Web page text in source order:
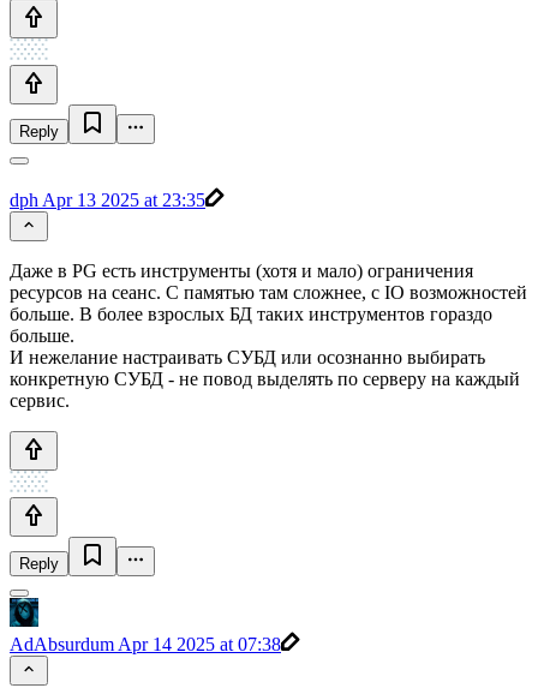
Reply
dph Apr 13 2025 at 23:35
Даже в PG есть инструменты (хотя и мало) ограничения
ресурсов на сеанс. С памятью там сложнее, с IO возможностей
больше. В более взрослых БД таких инструментов гораздо
больше.
И нежелание настраивать СУБД или осознанно выбирать
конкретную СУБД - не повод выделять по серверу на каждый
сервис.
Reply
AdAbsurdum Apr 14 2025 at 07:38